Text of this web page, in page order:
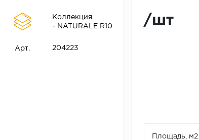
Коллекция
- NATURALE R10
Арт. 204223
/шт
Площадь, м2